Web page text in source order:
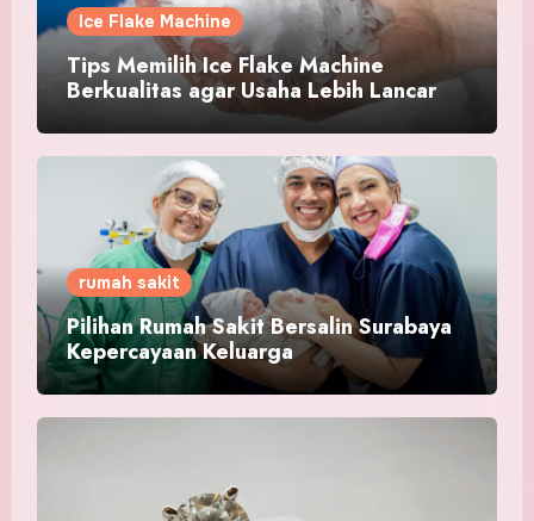
Ice Flake Machine
Tips Memilih Ice Flake Machine
Berkualitas agar Usaha Lebih Lancar
rumah sakit
Pilihan Rumah Sakit Bersalin Surabaya
Kepercayaan Keluarga